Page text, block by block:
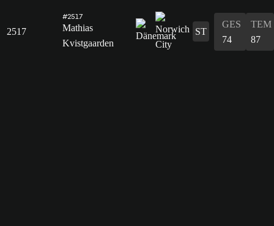
2517
#2517
Mathias
Kvistgaarden
ST
GES
74
TEM
87